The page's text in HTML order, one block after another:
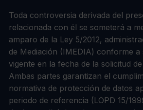
Toda controversia derivada del
relacionada con él se someterá a
amparo de la Ley 5/2012,
de Mediación (IMEDIA) conforme
vigente en la fecha de la solicitud
Ambas partes garantizan el
normativa de protección de datos
periodo de referencia (LOPD 15/